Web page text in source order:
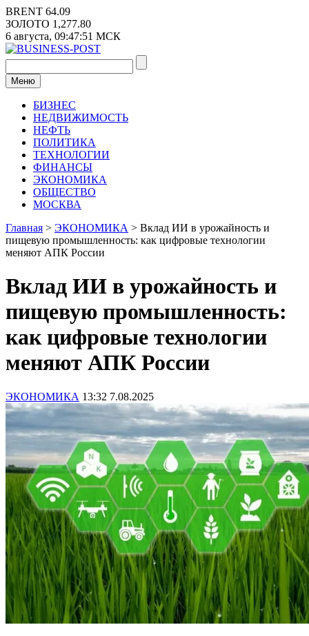
Перейти
к
содержимому
BRENT 64.09
ЗОЛОТО 1,277.80
6 августа, 09:47:51 МСК
Меню
БИЗНЕС
НЕДВИЖИМОСТЬ
НЕФТЬ
ПОЛИТИКА
ТЕХНОЛОГИИ
ФИНАНСЫ
ЭКОНОМИКА
ОБЩЕСТВО
МОСКВА
Главная > ЭКОНОМИКА > Вклад ИИ в урожайность и
пищевую промышленность: как цифровые технологии
меняют АПК России
Вклад ИИ в урожайность и
пищевую промышленность:
как цифровые технологии
меняют АПК России
ЭКОНОМИКА 13:32 7.08.2025